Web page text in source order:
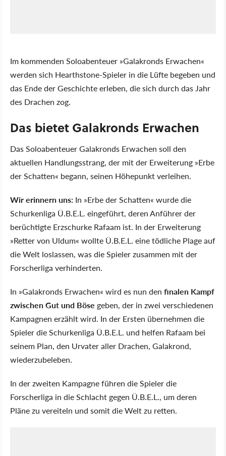
Im kommenden Soloabenteuer »Galakronds Erwachen«
werden sich Hearthstone-Spieler in die Lüfte begeben und
das Ende der Geschichte erleben, die sich durch das Jahr
des Drachen zog.
Das bietet Galakronds Erwachen
Das Soloabenteuer Galakronds Erwachen soll den
aktuellen Handlungsstrang, der mit der Erweiterung »Erbe
der Schatten« begann, seinen Höhepunkt verleihen.
Wir erinnern uns: In »Erbe der Schatten« wurde die
Schurkenliga Ü.B.E.L. eingeführt, deren Anführer der
berüchtigte Erzschurke Rafaam ist. In der Erweiterung
»Retter von Uldum« wollte Ü.B.E.L. eine tödliche Plage auf
die Welt loslassen, was die Spieler zusammen mit der
Forscherliga verhinderten.
In »Galakronds Erwachen« wird es nun den finalen Kampf
zwischen Gut und Böse geben, der in zwei verschiedenen
Kampagnen erzählt wird. In der Ersten übernehmen die
Spieler die Schurkenliga Ü.B.E.L. und helfen Rafaam bei
seinem Plan, den Urvater aller Drachen, Galakrond,
wiederzubeleben.
In der zweiten Kampagne führen die Spieler die
Forscherliga in die Schlacht gegen Ü.B.E.L., um deren
Pläne zu vereiteln und somit die Welt zu retten.